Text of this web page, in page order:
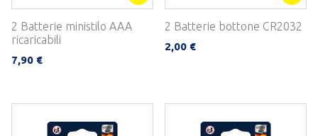
2 Batterie ministilo AAA
ricaricabili
7,90 €
2 Batterie bottone CR2032
2,00 €